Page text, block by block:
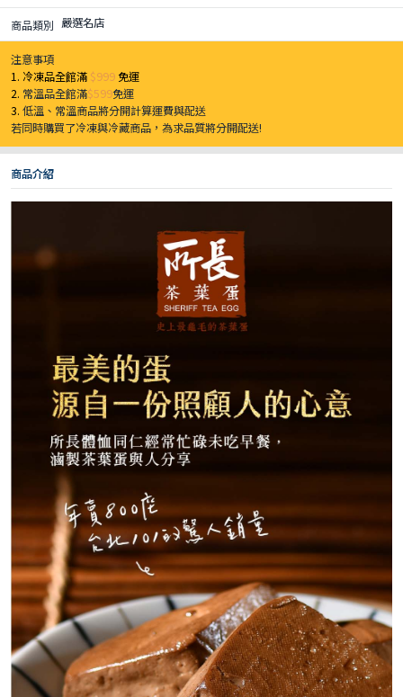
商品類別 嚴選名店
注意事項
1. 冷凍品全館滿 $999免運
2. 常溫品全館滿$599免運
3.低溫、常溫商品將分開計算運費與配送
若同時購買了冷凍與冷藏商品，為求品質將分開配送!
商品介紹